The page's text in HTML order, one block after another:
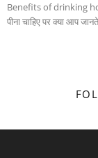
Benefits of drinking
पीना चाहिए पर क्या आप